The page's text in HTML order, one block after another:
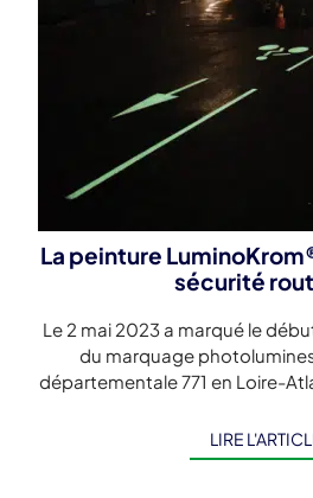
La peinture
sécurité
Le 2 mai 2023 a marqué le
du marquage
départementale 771 en Loire-
LIRE